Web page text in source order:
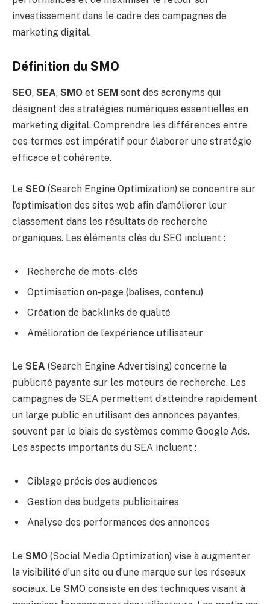
investissement dans le cadre des campagnes de
marketing digital.
Définition du SMO
SEO, SEA, SMO et SEM sont des acronyms qui
désignent des stratégies numériques essentielles en
marketing digital. Comprendre les différences entre
ces termes est impératif pour élaborer une stratégie
efficace et cohérente.
Le SEO (Search Engine Optimization) se concentre sur
l’optimisation des sites web afin d’améliorer leur
classement dans les résultats de recherche
organiques. Les éléments clés du SEO incluent :
Recherche de mots-clés
Optimisation on-page (balises, contenu)
Création de backlinks de qualité
Amélioration de l’expérience utilisateur
Le SEA (Search Engine Advertising) concerne la
publicité payante sur les moteurs de recherche. Les
campagnes de SEA permettent d’atteindre rapidement
un large public en utilisant des annonces payantes,
souvent par le biais de systèmes comme Google Ads.
Les aspects importants du SEA incluent :
Ciblage précis des audiences
Gestion des budgets publicitaires
Analyse des performances des annonces
Le SMO (Social Media Optimization) vise à augmenter
la visibilité d’un site ou d’une marque sur les réseaux
sociaux. Le SMO consiste en des techniques visant à